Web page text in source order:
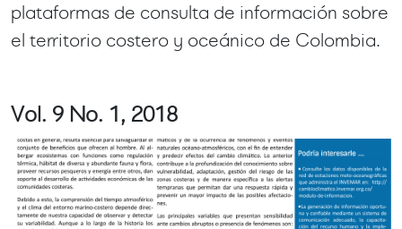
plataformas de consulta de información sobre
el territorio costero y oceánico de Colombia.
Vol. 9 No. 1, 2018